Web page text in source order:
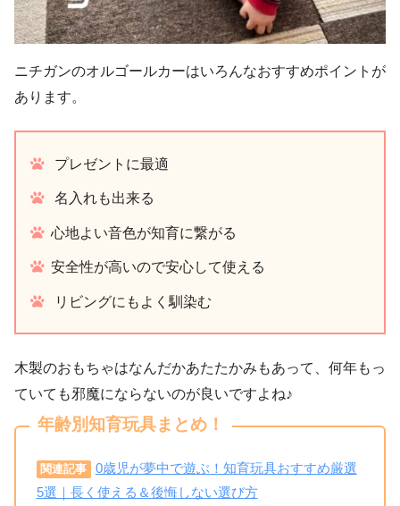
ニチガンのオルゴールカーはいろんなおすすめポイントが
あります。
プレゼントに最適
名入れも出来る
心地よい音色が知育に繋がる
安全性が高いので安心して使える
リビングにもよく馴染む
木製のおもちゃはなんだかあたたかみもあって、何年もっ
ていても邪魔にならないのが良いですよね♪
年齢別知育玩具まとめ！
関連記事
0歳児が夢中で遊ぶ！知育玩具おすすめ厳選
5選｜長く使える＆後悔しない選び方